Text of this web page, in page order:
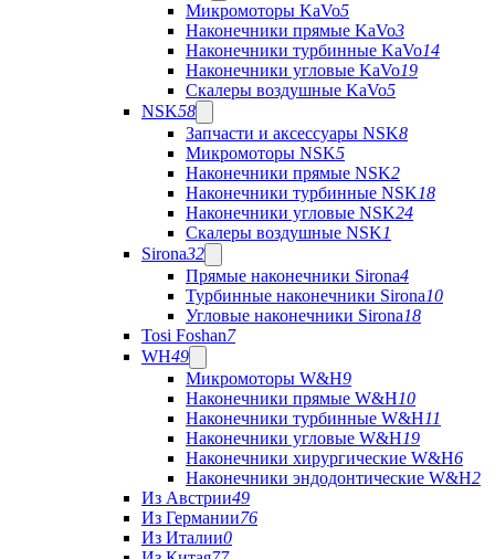
Микромоторы KaVo5
Наконечники прямые KaVo3
Наконечники турбинные KaVo14
Наконечники угловые KaVo19
Скалеры воздушные KaVo5
NSK58
Запчасти и аксессуары NSK8
Микромоторы NSK5
Наконечники прямые NSK2
Наконечники турбинные NSK18
Наконечники угловые NSK24
Скалеры воздушные NSK1
Sirona32
Прямые наконечники Sirona4
Турбинные наконечники Sirona10
Угловые наконечники Sirona18
Tosi Foshan7
WH49
Микромоторы W&H9
Наконечники прямые W&H10
Наконечники турбинные W&H11
Наконечники угловые W&H19
Наконечники хирургические W&H6
Наконечники эндодонтические W&H2
Из Австрии49
Из Германии76
Из Италии0